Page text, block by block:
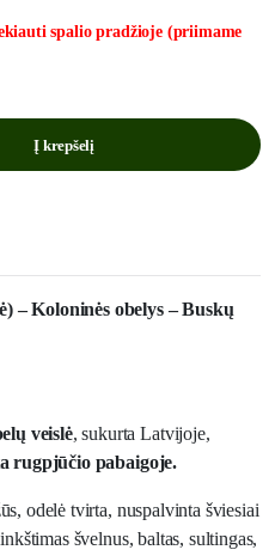
spalio pradžioje (priimame
Į krepšelį
– Koloninės obelys – Buskų
veislė, sukurta Latvijoje,
rugpjūčio pabaigoje.
odelė tvirta, nuspalvinta šviesiai
švelnus, baltas, sultingas,